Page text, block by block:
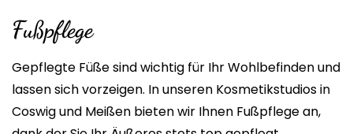
Fußpflege
Gepflegte Füße sind wichtig für Ihr Wohlbefinden und
lassen sich vorzeigen. In unseren Kosmetikstudios in
Coswig und Meißen bieten wir Ihnen Fußpflege an,